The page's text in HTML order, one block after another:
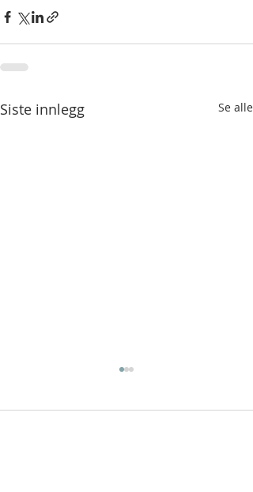
Siste innlegg Se alle